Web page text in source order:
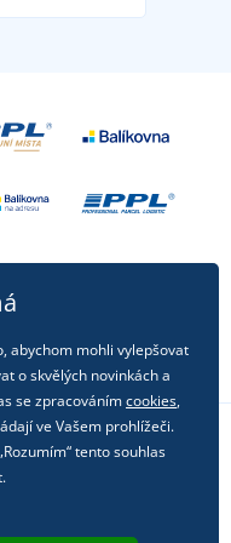
sítích
abychom mohli vylepšovat
o skvělých novinkách a
se zpracovánímcookies,
ve Vašem prohlížeči.
tento souhlas